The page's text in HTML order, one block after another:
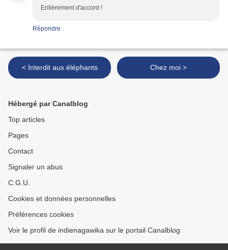
Entièrement d'accord !
Répondre
< Interdit aux éléphants Chez moi >
Hébergé par Canalblog
Top articles
Pages
Contact
Signaler un abus
C.G.U.
Cookies et données personnelles
Préférences cookies
Voir le profil de indienagawika sur le portail Canalblog